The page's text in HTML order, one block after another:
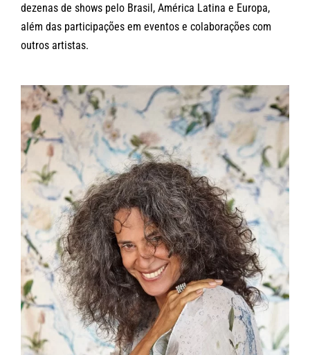
dezenas de shows pelo Brasil, América Latina e Europa,
além das participações em eventos e colaborações com
outros artistas.